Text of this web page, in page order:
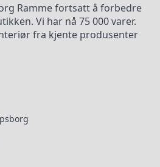
Ramme fortsatt å forbedre
Vi har nå 75 000 varer.
fra kjente produsenter